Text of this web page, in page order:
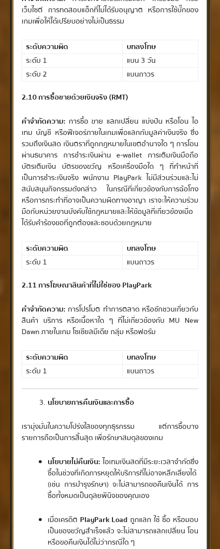
เว็บไซต์ การทดสอบแฮ็กที่ไม่ได้รับอนุญาต หรือการใช้บั๊กของ
เกมเพื่อให้ได้เปรียบอย่างไม่เป็นธรรม
ระดับความผิด
บทลงโทษ
ระดับ 1
แบน 3 วัน
ระดับ 2
แบนถาวร
2.10 การซื้อขายด้วยเงินจริง (RMT)
คำจำกัดความ: การซื้อ ขาย แลกเปลี่ยน แบ่งปัน หรือโอน ไอ
เทม บัญชี หรือฟีเจอร์ภายในเกมเพื่อแลกกับมูลค่าเงินจริง ซึ่ง
รวมถึงเงินสด เงินตราที่ถูกกฎหมายในเขตอำนาจใด ๆ การโอน
ผ่านธนาคาร การชำระเงินผ่าน e-wallet การเติมเงินมือถือ
บัตรเติมเงิน บัตรของขวัญ หรือเครื่องมือใด ๆ ที่ทำหน้าที่
เป็นการชำระเงินจริง พนักงาน PlayPark ไม่มีส่วนร่วมและไม่
สนับสนุนกิจกรรมดังกล่าว ในกรณีที่เกี่ยวข้องกับการฉ้อโกง
หรือการกระทำที่อาจเป็นความผิดทางอาญา เราจะให้ความร่วม
มือกับหน่วยงานบังคับใช้กฎหมายและให้ข้อมูลที่เกี่ยวข้องเมื่อ
ได้รับคำร้องขอที่ถูกต้องและชอบด้วยกฎหมาย
ระดับความผิด
บทลงโทษ
ระดับ 1
แบนถาวร
2.11 การโฆษณาสินค้าที่ไม่ใช่ของ PlayPark
คำจำกัดความ: การโปรโมต ทำการตลาด หรือชักชวนเกี่ยวกับ
สินค้า บริการ หรือเนื้อหาใด ๆ ที่ไม่เกี่ยวข้องกับ MU New
Dawn ภายในเกม โซเชียลมีเดีย กลุ่ม หรือฟอรัม
ระดับความผิด
บทลงโทษ
ระดับ 1
แบนถาวร
นโยบายการคืนเงินและการซื้อ
เรามุ่งมั่นในความโปร่งใสของทุกธุรกรรม แต่การซื้อบาง
รายการถือเป็นการสิ้นสุด เพื่อรักษาสมดุลของเกม
นโยบายไม่คืนเงิน:ไอเทมเงินสดที่มีระยะเวลาจำกัดซึ่ง
ซื้อในช่วงที่เกิดการหยุดให้บริการที่ไม่อาจหลีกเลี่ยงได้
(เช่น การบำรุงรักษา) จะไม่สามารถขอคืนเงินได้ การ
ซื้อทั้งหมดเป็นดุลยพินิจของคุณเอง
เมื่อเครดิต PlayPark Load ถูกแลก ใช้ ซื้อ หรือมอบ
เป็นของขวัญสำเร็จแล้ว จะไม่สามารถแลกเปลี่ยน โอน
หรือขอคืนเงินได้ไม่ว่ากรณีใด ๆ